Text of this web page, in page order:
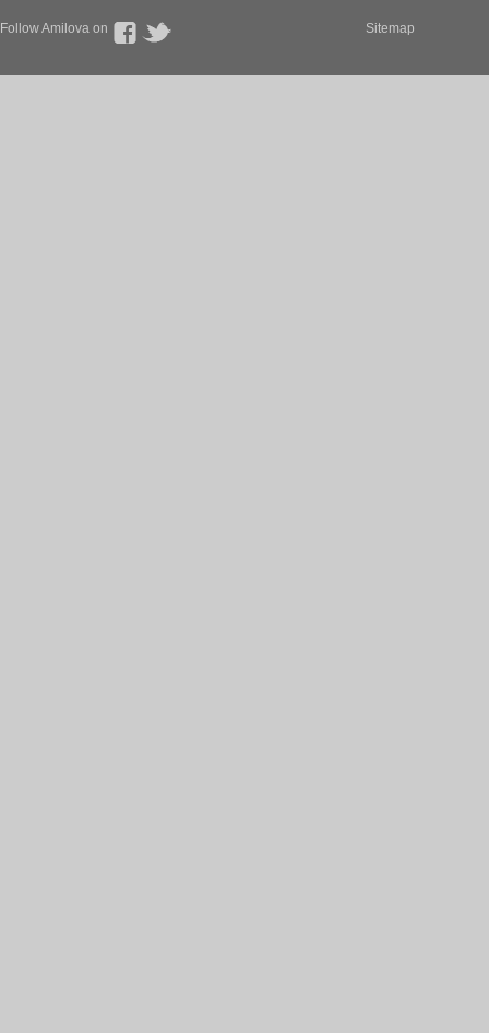
Follow Amilova on Sitemap